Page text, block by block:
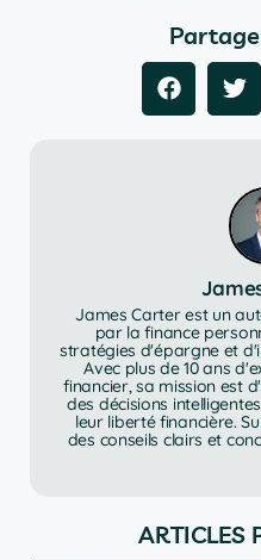
James Carter est un
par la finance
stratégies d'épargne et
Avec plus de 10 ans
financier, sa mission est
des décisions
leur liberté financière.
des conseils clairs et
ARTICLES